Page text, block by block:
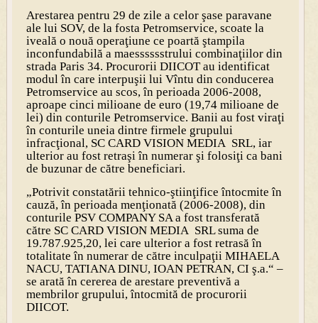
Arestarea pentru 29 de zile a celor şase paravane
ale lui SOV, de la fosta Petromservice, scoate la
iveală o nouă operaţiune ce poartă ştampila
inconfundabilă a maesssssstrului combinaţiilor din
strada Paris 34. Procurorii DIICOT au identificat
modul în care interpuşii lui Vîntu din conducerea
Petromservice au scos, în perioada 2006-2008,
aproape cinci milioane de euro (19,74 milioane de
lei) din conturile Petromservice. Banii au fost viraţi
în conturile uneia dintre firmele grupului
infracţional, SC CARD VISION MEDIA SRL, iar
ulterior au fost retraşi în numerar şi folosiţi ca bani
de buzunar de către beneficiari.
„Potrivit constatării tehnico-ştiinţifice întocmite în
cauză, în perioada menţionată (2006-2008), din
conturile PSV COMPANY SA a fost transferată
către SC CARD VISION MEDIA SRL suma de
19.787.925,20, lei care ulterior a fost retrasă în
totalitate în numerar de către inculpaţii MIHAELA
NACU, TATIANA DINU, IOAN PETRAN, CI ş.a.“ –
se arată în cererea de arestare preventivă a
membrilor grupului, întocmită de procurorii
DIICOT.